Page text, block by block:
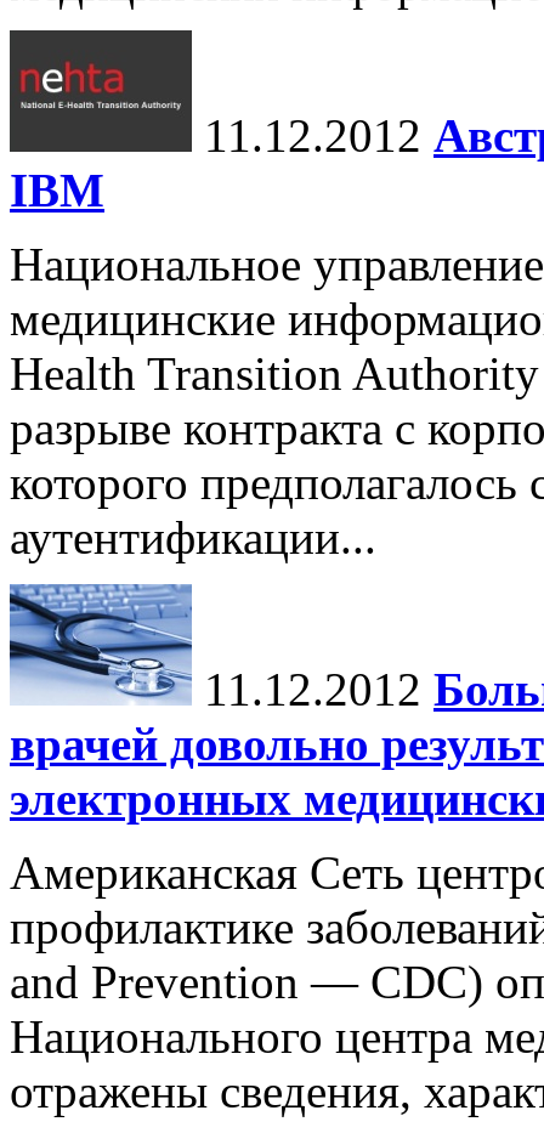
11.12.2012
IBM
Национальное
медицинские
Health Transition
разрыве контракта с
которого предполагалось
аутентификации...
11.12.2012
врачей довольно
электронных
Американская Сеть
профилактике
and Prevention — CDC)
Национального центра
отражены сведения,